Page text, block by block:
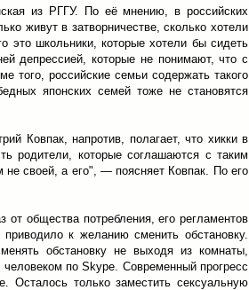
из РГГУ. По её мнению, в российских
живут в затворничестве, сколько хотели
это школьники, которые хотели бы сидеть
депрессией, которые не понимают, что с
того, российские семьи содержать такого
японских семей тоже не становятся
Ковпак, напротив, полагает, что хикки в
родители, которые соглашаются с таким
своей, а его", — поясняет Ковпак. По его
от общества потребления, его регламентов
к желанию сменить обстановку.
обстановку не выходя из комнаты,
по Skype. Современный прогресс
Осталось только заместить сексуальную